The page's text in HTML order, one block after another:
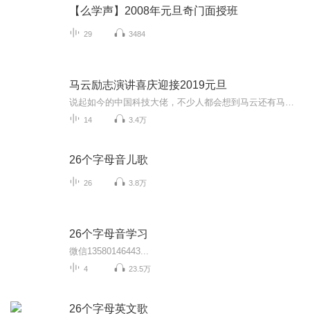
【么学声】2008年元旦奇门面授班
29 3484
马云励志演讲喜庆迎接2019元旦
14 3.4万
26个字母音儿歌
26 3.8万
26个字母音学习
微信13580146443...
4 23.5万
26个字母英文歌